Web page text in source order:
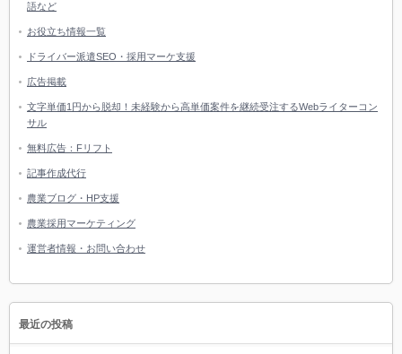
語など
お役立ち情報一覧
ドライバー派遣SEO・採用マーケ支援
広告掲載
文字単価1円から脱却！未経験から高単価案件を継続受注するWebライターコン
サル
無料広告：Fリフト
記事作成代行
農業ブログ・HP支援
農業採用マーケティング
運営者情報・お問い合わせ
最近の投稿